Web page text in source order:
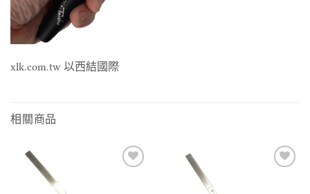
xlk.com.tw 以西結國際
相關商品